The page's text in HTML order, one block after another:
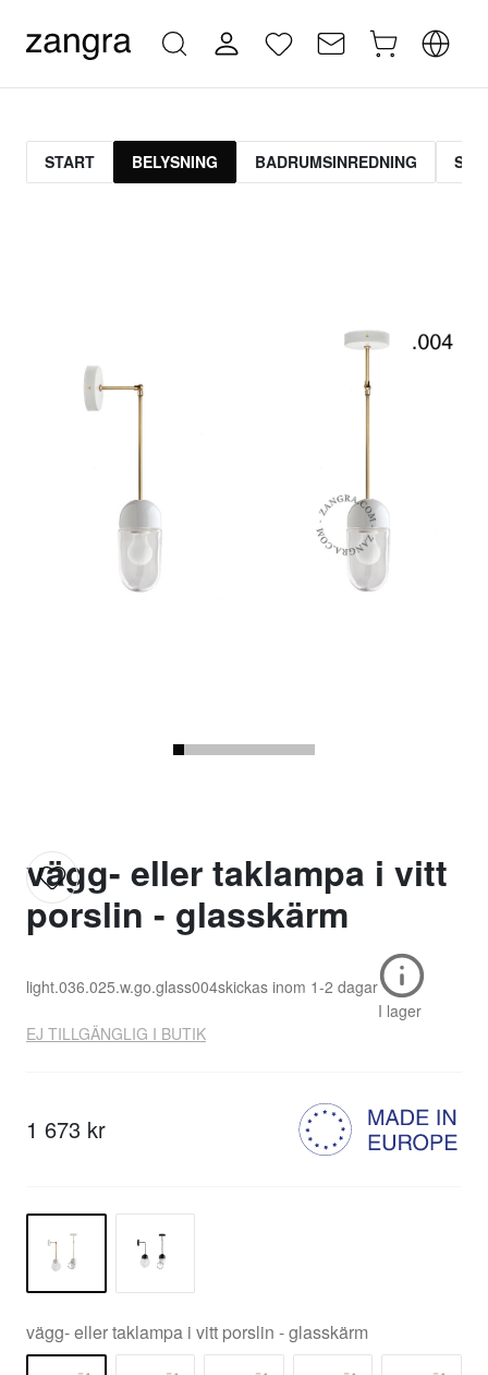
START BELYSNING BADRUMSINREDNING
vägg- eller taklampa i vitt
porslin - glasskärm
light.036.025.w.go.glass004skickas inom 1-2 dagar
I lager
EJ TILLGÄNGLIG I BUTIK
1 673 kr
vägg- eller taklampa i vitt porslin - glasskärm